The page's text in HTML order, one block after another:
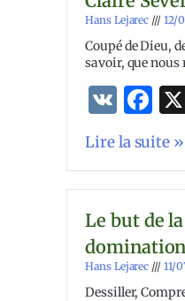
Hans Lejarec 12/
Coupé de Dieu,
savoir, que
VK
Lire la suite »
Le but de la
Hans Lejarec 11/
Dessiller,